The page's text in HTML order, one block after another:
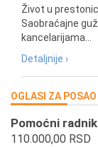
Život u
Saobraćajne
kancelarijama...
Detaljnije ›
OGLASI ZA POSAO
Pomoćni
110.000,00 RSD